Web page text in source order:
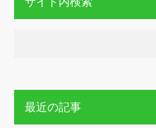
最近の記事